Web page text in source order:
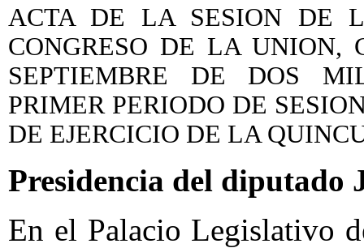
ACTA DE LA SESION DE
CONGRESO DE LA UNION,
SEPTIEMBRE DE DOS
PRIMER PERIODO DE
DE EJERCICIO DE LA
Presidencia del diputado
En el Palacio Legislativo